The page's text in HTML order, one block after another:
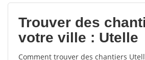
votes
Trouver des
votre ville : Utelle
Comment trouver des chantiers